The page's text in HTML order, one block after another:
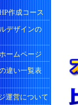
作成コース
デザインの
ームページ
違い一覧表
運営について